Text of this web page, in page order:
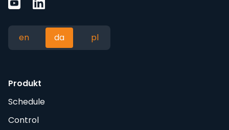
en da pl
Produkt
Schedule
Control